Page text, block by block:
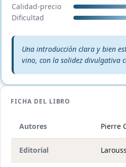
Calidad-precio
Dificultad
Veredicto editorial:
Una introducción clara y bien
vino, con la solidez divulgativa
FICHA DEL LIBRO
Autores Pierre
Editorial